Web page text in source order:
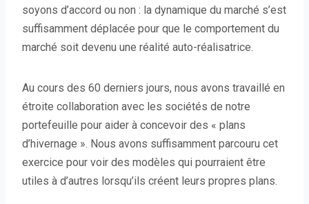
soyons d’accord ou non : la dynamique du marché s’est
suffisamment déplacée pour que le comportement du
marché soit devenu une réalité auto-réalisatrice.
Au cours des 60 derniers jours, nous avons travaillé en
étroite collaboration avec les sociétés de notre
portefeuille pour aider à concevoir des « plans
d’hivernage ». Nous avons suffisamment parcouru cet
exercice pour voir des modèles qui pourraient être
utiles à d’autres lorsqu’ils créent leurs propres plans.